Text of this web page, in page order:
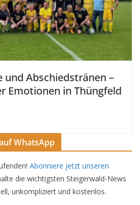
und Abschiedstränen –
Emotionen in Thüngfeld
WhatsApp
Abonniere jetzt unseren
die wichtigsten Steigerwald-News
unkompliziert und kostenlos.